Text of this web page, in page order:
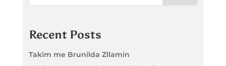
Recent Posts
Takim me Brunilda Zllamin